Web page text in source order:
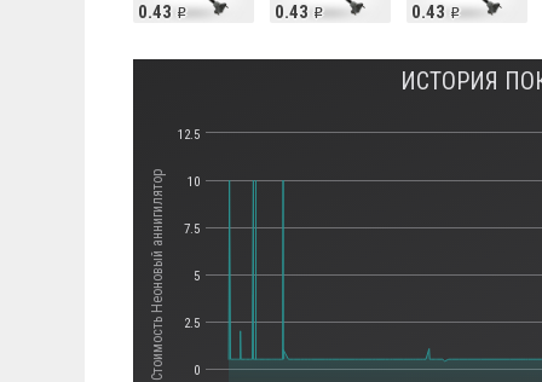
0.43 0.43 0.43
Стоимость Неоновый аннигилятор
ИСТОРИЯ
0
2.5
5
7.5
10
12.5